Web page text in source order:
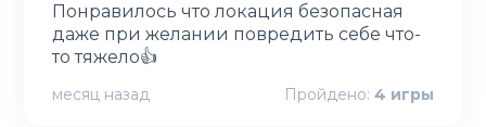
Понравилось что локация безопасная
даже при желании повредить себе что-
то тяжело👍
месяц назад Пройдено: 4 игры